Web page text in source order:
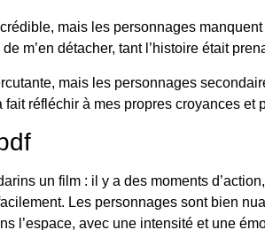
mais les personnages
m’en détacher, tant l’histoire était
mais les personnages
fait réfléchir à mes propres croyances
un film : il y a des moments
Les personnages sont bien
l’espace, avec une intensité et une